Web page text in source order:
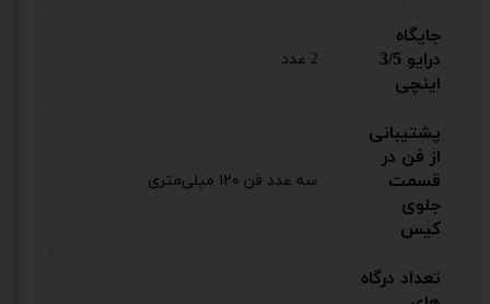
جایگاه
درایو 3/5
اینچی
2 عدد
پشتیبانی
از فن در
قسمت
جلوی
کیس
سه عدد فن ۱۲۰ میلی‌متری
تعداد درگاه